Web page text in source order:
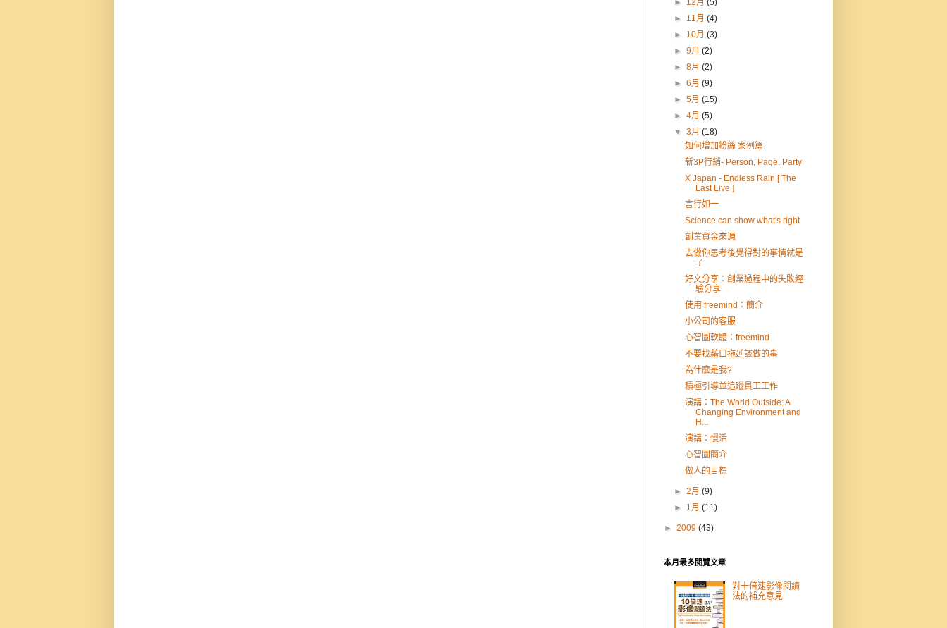
► 12月(5)
► 11月(4)
► 10月(3)
►9月(2)
►8月(2)
►6月(9)
►5月(15)
►4月(5)
▼3月(18)
如何增加粉絲 案例篇
新3P行銷- Person, Page, Party
X Japan - Endless Rain [ The
Last Live ]
言行如一
Science can show what's right
創業資金來源
去做你思考後覺得對的事情就是
了
好文分享：創業過程中的失敗經
驗分享
使用 freemind：簡介
小公司的客服
心智圖軟體：freemind
不要找藉口拖延該做的事
為什麼是我?
積極引導並追蹤員工工作
演講：The World Outside: A
Changing Environment and
H...
演講：慢活
心智圖簡介
做人的目標
►2月(9)
► 1月(11)
► 2009 (43)
本月最多閱覽文章
對十倍速影像閱讀
法的補充意見